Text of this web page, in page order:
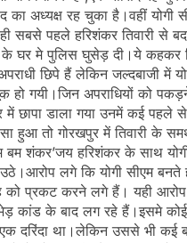
का अध्यक्ष रह चुका है।वहीं योगी
सबसे पहले हरिशंकर तिवारी से
के घर मे पुलिस घुसेड़ दी।ये
छिपे हैं लेकिन जल्दबाजी में
गयी।जिन अपराधियों को
में छापा डाला गया उनमें कई
हुआ तो गोरखपुर में तिवारी के
शंकर’जय हरिशंकर के साथ
लगे कि योगी सीएम बनते
को प्रकट करने लगे हैं। यही
कांड के बाद लग रहे हैं।इसमे
दरिंदा था।लेकिन उससे भी कई